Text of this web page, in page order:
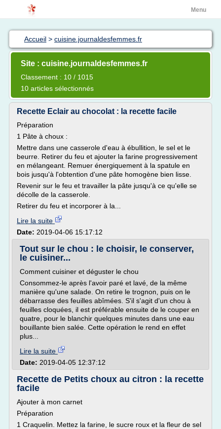
Menu
Accueil > cuisine.journaldesfemmes.fr
Site : cuisine.journaldesfemmes.fr
Classement : 10 / 1015
10 articles sélectionnés
Recette Eclair au chocolat : la recette facile
Préparation
1 Pâte à choux :
Mettre dans une casserole d'eau à ébullition, le sel et le
beurre. Retirer du feu et ajouter la farine progressivement
en mélangeant. Remuer énergiquement à la spatule en
bois jusqu'à l'obtention d'une pâte homogène bien lisse.
Revenir sur le feu et travailler la pâte jusqu'à ce qu'elle se
décolle de la casserole.
Retirer du feu et incorporer à la...
Lire la suite
Date: 2019-04-06 15:17:12
Tout sur le chou : le choisir, le conserver,
le cuisiner...
Comment cuisiner et déguster le chou
Consommez-le après l'avoir paré et lavé, de la même
manière qu'une salade. On retire le trognon, puis on le
débarrasse des feuilles abîmées. S'il s'agit d'un chou à
feuilles cloquées, il est préférable ensuite de le couper en
quatre, pour le blanchir quelques minutes dans une eau
bouillante bien salée. Cette opération le rend en effet
plus...
Lire la suite
Date: 2019-04-05 12:37:12
Recette de Petits choux au citron : la recette
facile
Ajouter à mon carnet
Préparation
1 Craquelin. Mettez la farine, le sucre roux et la fleur de sel